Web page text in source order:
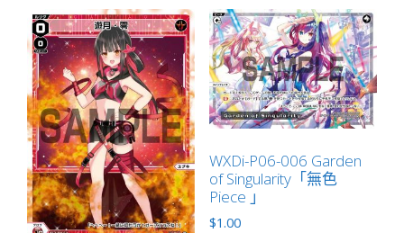
無
LB」
數
量
WXDi-P06-006 Garden
of Singularity「無色
Piece 」
$1.00